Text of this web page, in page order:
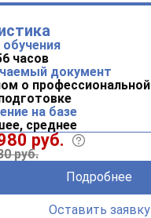
часов
документ
о профессиональной
на базе
среднее
руб.
руб.
Подробнее
Оставить заявку